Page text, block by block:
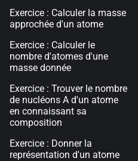
Exercice : Calculer la masse
approchée d'un atome
Exercice : Calculer le
nombre d'atomes d'une
masse donnée
Exercice : Trouver le nombre
de nucléons A d'un atome
en connaissant sa
composition
Exercice : Donner la
représentation d'un atome